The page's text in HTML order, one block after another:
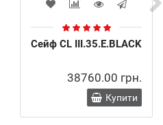
Сейф CL III.35.E.BLACK
38760.00 грн.
Купити